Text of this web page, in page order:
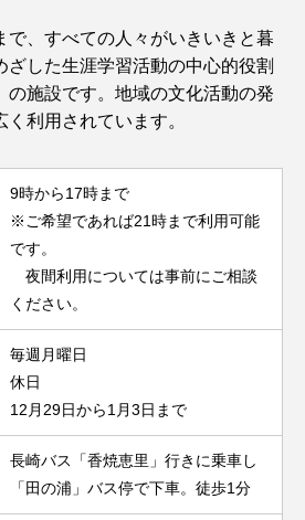
、すべての人々がいきいきと暮
ざした生涯学習活動の中心的役割
の施設です。地域の文化活動の発
利用されています。
9時から17時まで
※ご希望であれば21時まで利用可能
です。
夜間利用については事前にご相談
ください。
毎週月曜日
休日
12月29日から1月3日まで
長崎バス「香焼恵里」行きに乗車し
「田の浦」バス停で下車。徒歩1分